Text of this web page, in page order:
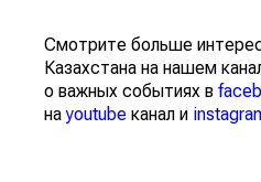
Смотрите больше
Казахстана на нашем
о важных событиях в
наyoutube канал и